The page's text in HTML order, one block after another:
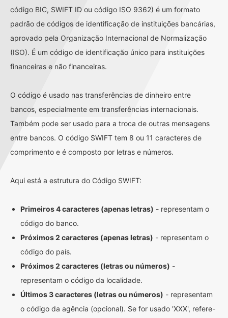
código BIC, SWIFT ID ou código ISO 9362) é um formato
padrão de códigos de identificação de instituições bancárias,
aprovado pela Organização Internacional de Normalização
(ISO). É um código de identificação único para instituições
financeiras e não financeiras.
O código é usado nas transferências de dinheiro entre
bancos, especialmente em transferências internacionais.
Também pode ser usado para a troca de outras mensagens
entre bancos. O código SWIFT tem 8 ou 11 caracteres de
comprimento e é composto por letras e números.
Aqui está a estrutura do Código SWIFT:
Primeiros 4 caracteres (apenas letras) - representam o
código do banco.
Próximos 2 caracteres (apenas letras) - representam o
código do país.
Próximos 2 caracteres (letras ou números) -
representam o código da localidade.
Últimos 3 caracteres (letras ou números) - representam
o código da agência (opcional). Se for usado 'XXX', refere-